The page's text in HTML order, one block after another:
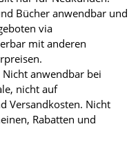
Bücher anwendbar und
via
mit anderen
anwendbar bei
nicht auf
Versandkosten. Nicht
Rabatten und